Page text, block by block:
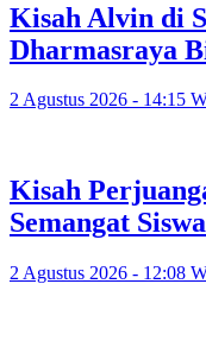
Kisah Alvin di
Dharmasraya
2 Agustus 2026 - 14:15
Kisah
Semangat
2 Agustus 2026 - 12:08